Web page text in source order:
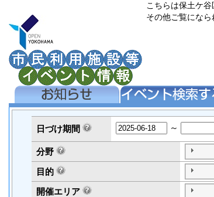
こちらは保土ケ谷
その他ご覧になら
日づけ期間 ～
分野
目的
開催エリア